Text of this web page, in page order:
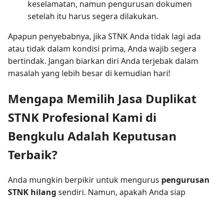
keselamatan, namun pengurusan dokumen
setelah itu harus segera dilakukan.
Apapun penyebabnya, jika STNK Anda tidak lagi ada
atau tidak dalam kondisi prima, Anda wajib segera
bertindak. Jangan biarkan diri Anda terjebak dalam
masalah yang lebih besar di kemudian hari!
Mengapa Memilih Jasa Duplikat
STNK Profesional Kami di
Bengkulu Adalah Keputusan
Terbaik?
Anda mungkin berpikir untuk mengurus pengurusan
STNK hilang sendiri. Namun, apakah Anda siap